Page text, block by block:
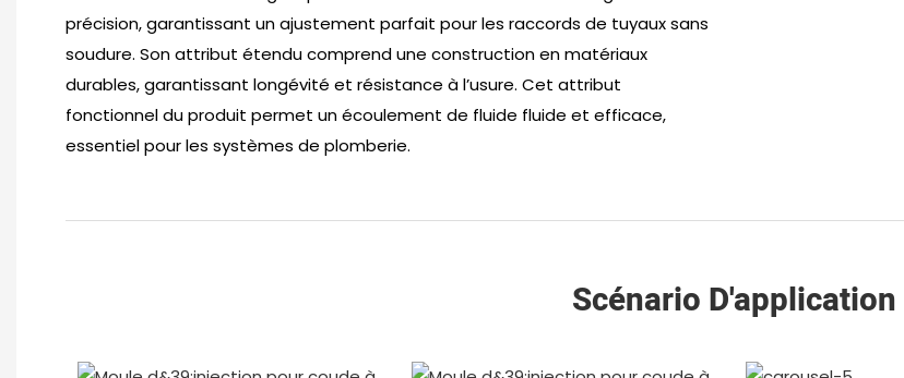
précision, garantissant un ajustement parfait pour les raccords de tuyaux sans
soudure. Son attribut étendu comprend une construction en matériaux
durables, garantissant longévité et résistance à l’usure. Cet attribut
fonctionnel du produit permet un écoulement de fluide fluide et efficace,
essentiel pour les systèmes de plomberie.
Scénario D'application